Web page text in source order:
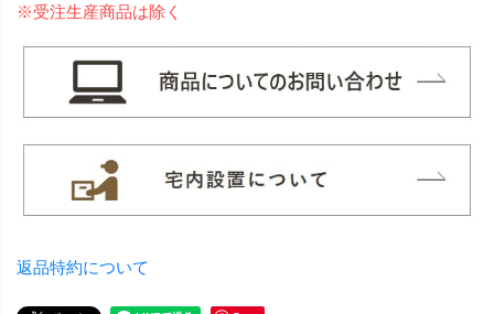
※受注生産商品は除く
返品特約について